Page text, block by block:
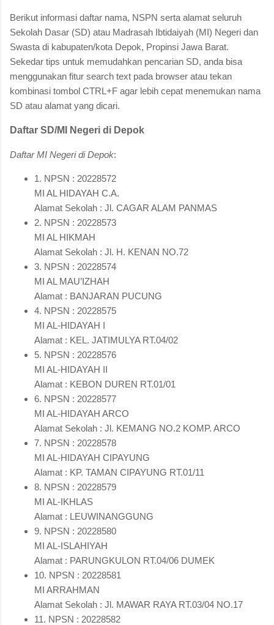
Berikut informasi daftar nama, NSPN serta alamat seluruh
Sekolah Dasar (SD) atau Madrasah Ibtidaiyah (MI) Negeri dan
Swasta di kabupaten/kota Depok, Propinsi Jawa Barat.
Sekedar tips untuk memudahkan pencarian SD, anda bisa
menggunakan fitur search text pada browser atau tekan
kombinasi tombol CTRL+F agar lebih cepat menemukan nama
SD atau alamat yang dicari.
Daftar SD/MI Negeri di Depok
Daftar MI Negeri di Depok:
1. NPSN : 20228572
MI AL HIDAYAH C.A.
Alamat Sekolah : Jl. CAGAR ALAM PANMAS
2. NPSN : 20228573
MI AL HIKMAH
Alamat Sekolah : Jl. H. KENAN NO.72
3. NPSN : 20228574
MI AL MAU’IZHAH
Alamat : BANJARAN PUCUNG
4. NPSN : 20228575
MI AL-HIDAYAH I
Alamat : KEL. JATIMULYA RT.04/02
5. NPSN : 20228576
MI AL-HIDAYAH II
Alamat : KEBON DUREN RT.01/01
6. NPSN : 20228577
MI AL-HIDAYAH ARCO
Alamat Sekolah : Jl. KEMANG NO.2 KOMP. ARCO
7. NPSN : 20228578
MI AL-HIDAYAH CIPAYUNG
Alamat : KP. TAMAN CIPAYUNG RT.01/11
8. NPSN : 20228579
MI AL-IKHLAS
Alamat : LEUWINANGGUNG
9. NPSN : 20228580
MI AL-ISLAHIYAH
Alamat : PARUNGKULON RT.04/06 DUMEK
10. NPSN : 20228581
MI ARRAHMAN
Alamat Sekolah : Jl. MAWAR RAYA RT.03/04 NO.17
11. NPSN : 20228582